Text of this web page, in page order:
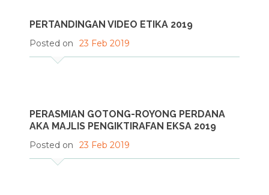
PERTANDINGAN VIDEO ETIKA 2019
Posted on 23 Feb 2019
PERASMIAN GOTONG-ROYONG PERDANA
AKA MAJLIS PENGIKTIRAFAN EKSA 2019
Posted on 23 Feb 2019